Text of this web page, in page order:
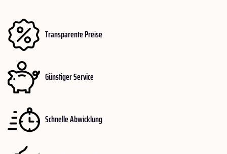
Transparente Preise
Günstiger Service
Schnelle Abwicklung